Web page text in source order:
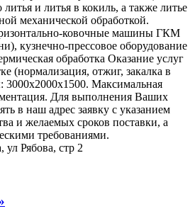
и литья в кокиль, а также литье
механической обработкой.
ковочные машины ГКМ
кузнечно-прессовое оборудование
обработка Оказание услуг
(нормализация, отжиг, закалка в
3000x2000x1500. Максимальная
Для выполнения Ваших
в наш адрес заявку с указанием
и желаемых сроков поставки, а
требованиями.
ул Рябова, стр 2